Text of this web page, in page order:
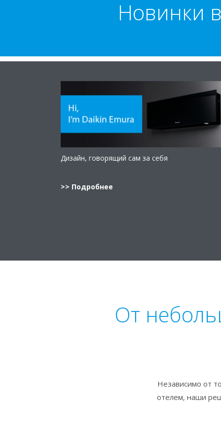
Новинки
Дизайн, говорящий сам за себя
>> Подробнее
От
Независимо от
отелем, наши